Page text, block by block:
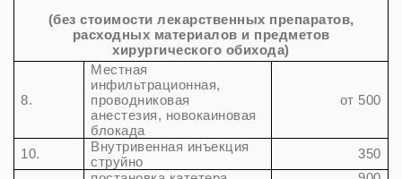
(без стоимости лекарственных препаратов,
расходных материалов и предметов
хирургического обихода)
8.
Местная
инфильтрационная,
проводниковая
анестезия, новокаиновая
блокада
от 500
10.
Внутривенная инъекция
струйно
350